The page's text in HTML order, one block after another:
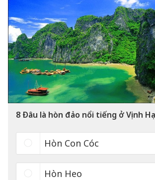
8 Đâu là hòn đảo nổi tiếng ở Vịnh
Hòn Con Cóc
Hòn Heo